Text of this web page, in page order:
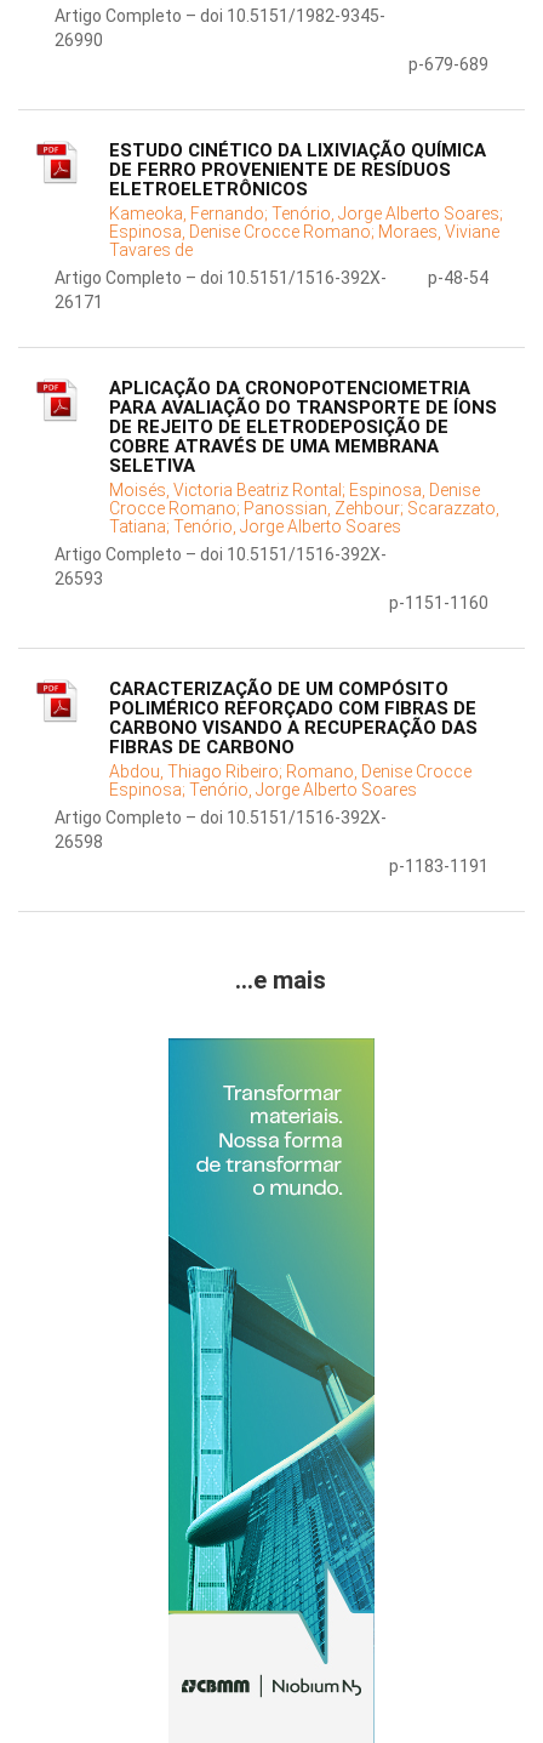
Artigo Completo – doi 10.5151/1982-9345-
26990
p-679-689
ESTUDO CINÉTICO DA LIXIVIAÇÃO QUÍMICA
DE FERRO PROVENIENTE DE RESÍDUOS
ELETROELETRÔNICOS
Kameoka, Fernando; Tenório, Jorge Alberto Soares;
Espinosa, Denise Crocce Romano; Moraes, Viviane
Tavares de
Artigo Completo – doi 10.5151/1516-392X-
26171
p-48-54
APLICAÇÃO DA CRONOPOTENCIOMETRIA
PARA AVALIAÇÃO DO TRANSPORTE DE ÍONS
DE REJEITO DE ELETRODEPOSIÇÃO DE
COBRE ATRAVÉS DE UMA MEMBRANA
SELETIVA
Moisés, Victoria Beatriz Rontal; Espinosa, Denise
Crocce Romano; Panossian, Zehbour; Scarazzato,
Tatiana; Tenório, Jorge Alberto Soares
Artigo Completo – doi 10.5151/1516-392X-
26593
p-1151-1160
CARACTERIZAÇÃO DE UM COMPÓSITO
POLIMÉRICO REFORÇADO COM FIBRAS DE
CARBONO VISANDO A RECUPERAÇÃO DAS
FIBRAS DE CARBONO
Abdou, Thiago Ribeiro; Romano, Denise Crocce
Espinosa; Tenório, Jorge Alberto Soares
Artigo Completo – doi 10.5151/1516-392X-
26598
p-1183-1191
...e mais